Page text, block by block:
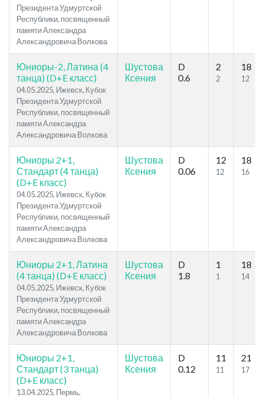
Президента Удмуртской
Республики, посвященный
памяти Александра
Александровича Волкова
Юниоры-2, Латина (4
танца) (D+E класс)
04.05.2025, Ижевск, Кубок
Президента Удмуртской
Республики, посвященный
памяти Александра
Александровича Волкова
Шустова
Ксения
D
0.6
2
2
18
12
Юниоры 2+1,
Стандарт (4 танца)
(D+E класс)
04.05.2025, Ижевск, Кубок
Президента Удмуртской
Республики, посвященный
памяти Александра
Александровича Волкова
Шустова
Ксения
D
0.06
12
12
18
16
Юниоры 2+1, Латина
(4 танца) (D+E класс)
04.05.2025, Ижевск, Кубок
Президента Удмуртской
Республики, посвященный
памяти Александра
Александровича Волкова
Шустова
Ксения
D
1.8
1
1
18
14
Юниоры 2+1,
Стандарт (3 танца)
(D+E класс)
13.04.2025, Пермь,
Шустова
Ксения
D
0.12
11
11
21
17